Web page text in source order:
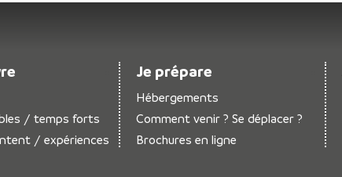
/ temps forts
/ expériences
Je prépare
Hébergements
Comment venir ? Se déplacer ?
Brochures en ligne